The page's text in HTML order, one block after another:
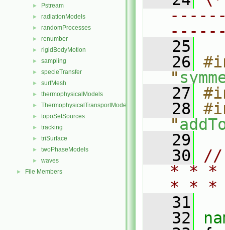
► Pstream
► radiationModels
► randomProcesses
► renumber
► rigidBodyMotion
► sampling
► specieTransfer
► surfMesh
► thermophysicalModels
► ThermophysicalTransportModels
► topoSetSources
► tracking
► triSurface
► twoPhaseModels
► waves
► File Members
   25
   26
"
   27
   28
"
   29
   30
//
* * *
* *
   31
   32